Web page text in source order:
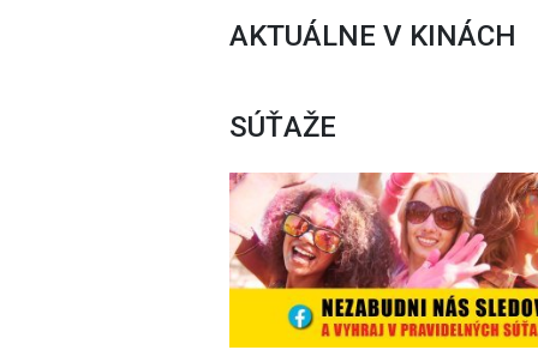
AKTUÁLNE V KINÁCH
SÚŤAŽE